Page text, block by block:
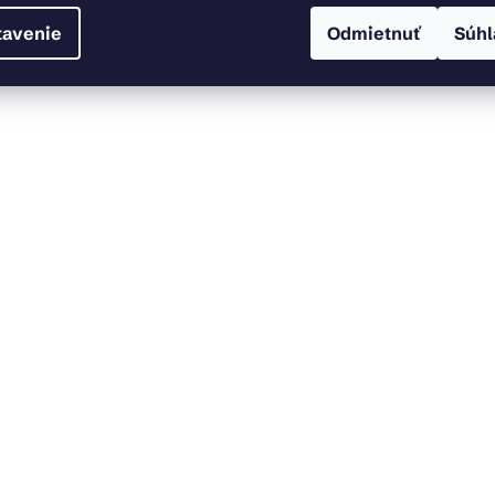
Odmietnuť